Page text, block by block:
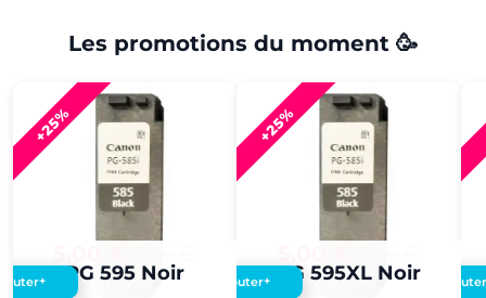
Les promotions du moment 🥳
+25%
PG 595 Noir
+
+25%
PG 595XL Noir
Ajouter+